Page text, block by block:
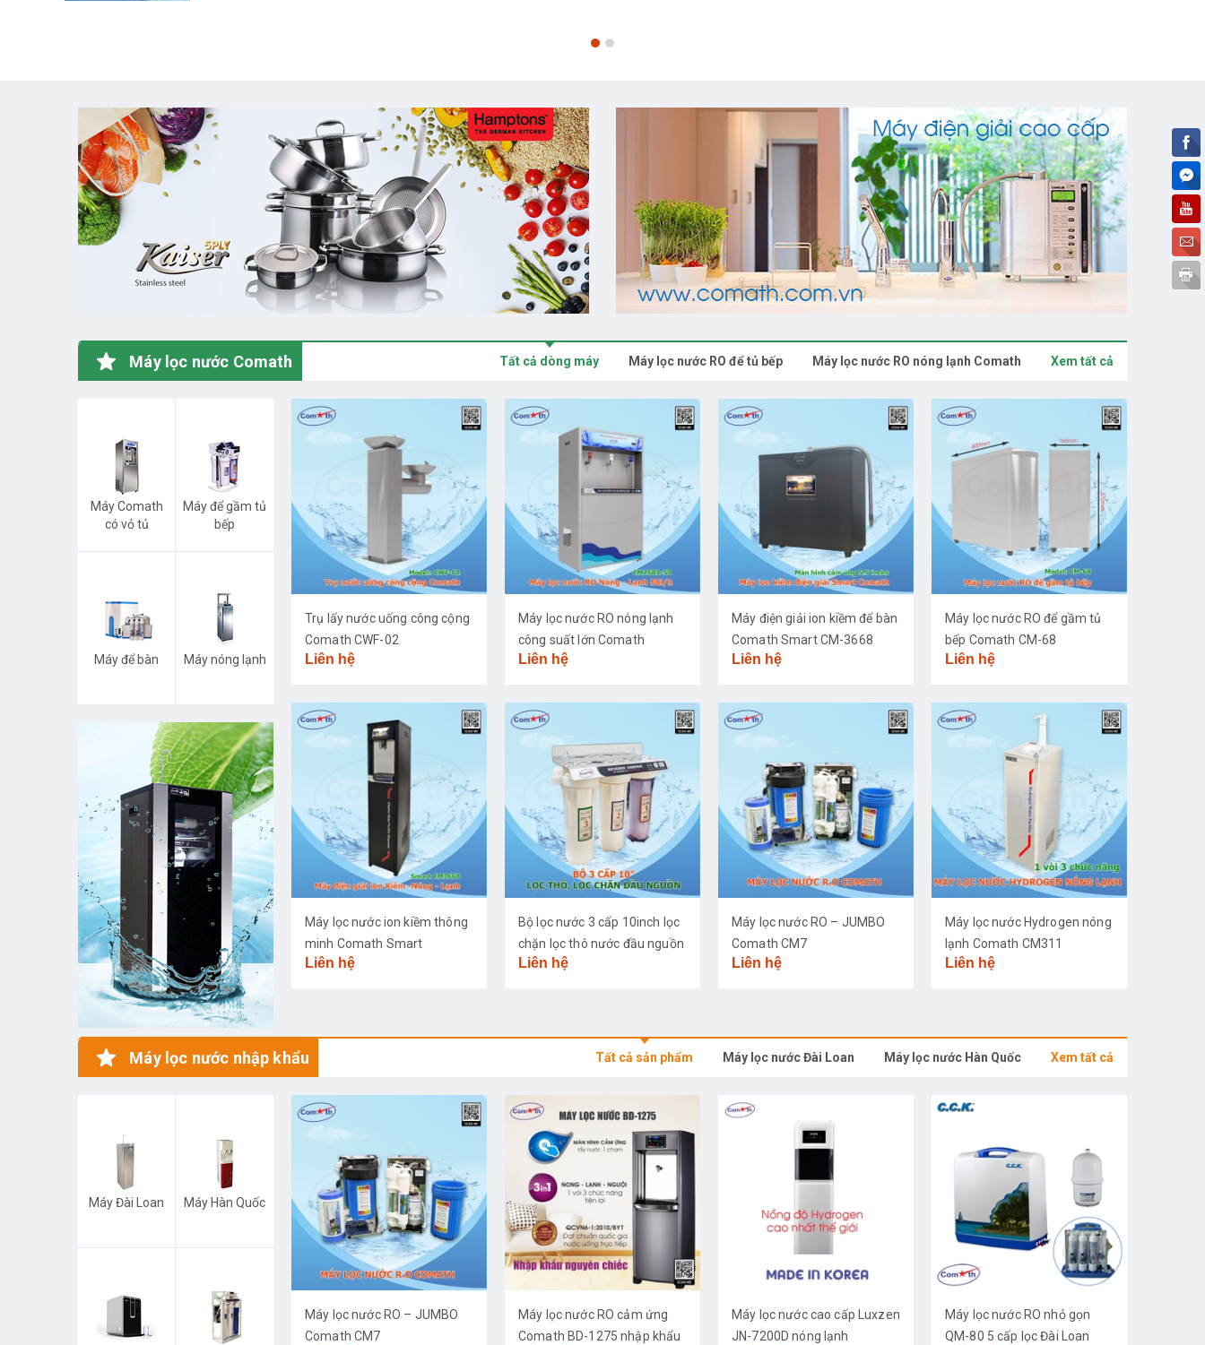
Máy lọc nước Comath Tất cả dòng máy Máy lọc nước RO để tủ bếp Máy lọc nước RO nóng lạnh Comath Xem tất cả
Máy Comath
có vỏ tủ
Máy để gầm tủ
bếp
Máy để bàn Máy nóng lạnh
Trụ lấy nước uống công cộng
Comath CWF-02
Liên hệ
Máy lọc nước RO nóng lạnh
công suất lớn Comath
CM2681-50
Liên hệ
Máy điện giải ion kiềm để bàn
Comath Smart CM-3668
Liên hệ
Máy lọc nước RO để gầm tủ
bếp Comath CM-68
Liên hệ
Máy lọc nước ion kiềm thông
minh Comath Smart
CM3668
Liên hệ
Bộ lọc nước 3 cấp 10inch lọc
chặn lọc thô nước đầu nguồn
Liên hệ
Máy lọc nước RO – JUMBO
Comath CM7
Liên hệ
Máy lọc nước Hydrogen nóng
lạnh Comath CM311
Liên hệ
Máy lọc nước nhập khẩu Tất cả sản phẩm Máy lọc nước Đài Loan Máy lọc nước Hàn Quốc Xem tất cả
Máy Đài Loan Máy Hàn Quốc
Máy lọc nước RO – JUMBO
Comath CM7
Máy lọc nước RO cảm ứng
Comath BD-1275 nhập khẩu
Máy lọc nước cao cấp Luxzen
JN-7200D nóng lạnh
Máy lọc nước RO nhỏ gọn
QM-80 5 cấp lọc Đài Loan